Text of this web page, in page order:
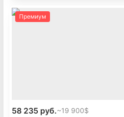
Премиум
58 235 руб.~19 900$